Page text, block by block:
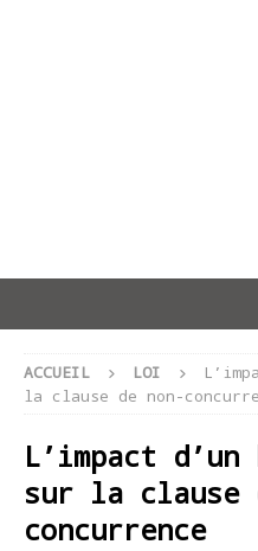
ACCUEIL LOI
la clause de non-
L’impact
sur la clause
concurrence